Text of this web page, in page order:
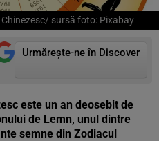
sursă foto: Pixabay
Urmărește-ne în Discover
este un an deosebit de
de Lemn, unul dintre
semne din Zodiacul